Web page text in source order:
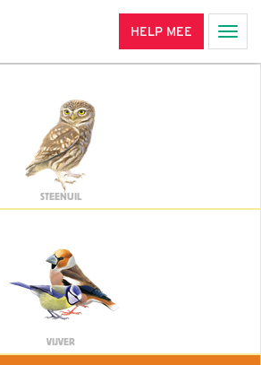
HELP MEE
STEENUIL
VIJVER